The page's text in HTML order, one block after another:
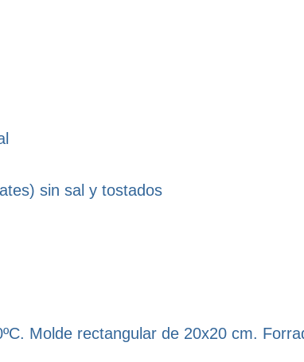
sin sal y tostados
Molde rectangular de 20x20 cm.